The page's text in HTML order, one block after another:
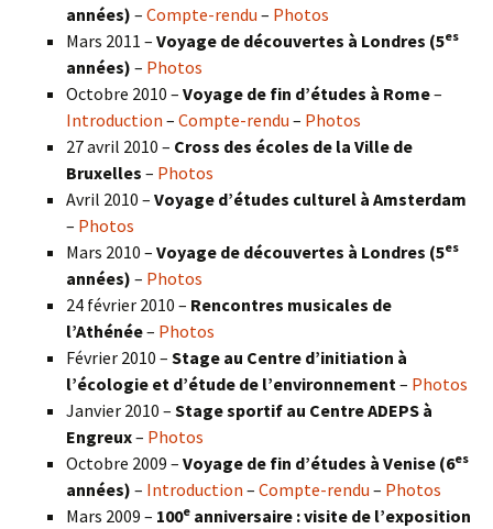
années) – Compte-rendu – Photos
Mars 2011 – Voyage de découvertes à Londres (5es
années) – Photos
Octobre 2010 – Voyage de fin d’études à Rome–
Introduction – Compte-rendu – Photos
27 avril 2010 – Cross des écoles de la Ville de
Bruxelles – Photos
Avril 2010 – Voyage d’études culturel à Amsterdam
– Photos
Mars 2010 – Voyage de découvertes à Londres (5es
années) – Photos
24 février 2010 – Rencontres musicales de
l’Athénée– Photos
Février 2010 – Stage au Centre d’initiation à
l’écologie et d’étude de l’environnement – Photos
Janvier 2010 – Stage sportif au Centre ADEPS à
Engreux– Photos
Octobre 2009 – Voyage de fin d’études à Venise (6es
années) – Introduction – Compte-rendu – Photos
Mars 2009 – 100e anniversaire : visite de l’exposition